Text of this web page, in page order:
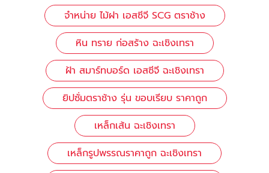
จำหน่าย ไม้ฝา เอสซีจี SCG ตราช้าง
หิน ทราย ก่อสร้าง ฉะเชิงเทรา
ฝ้า สมาร์ทบอร์ด เอสซีจี ฉะเชิงเทรา
ยิปซั่มตราช้าง รุ่น ขอบเรียบ ราคาถูก
เหล็กเส้น ฉะเชิงเทรา
เหล็กรูปพรรณราคาถูก ฉะเชิงเทรา